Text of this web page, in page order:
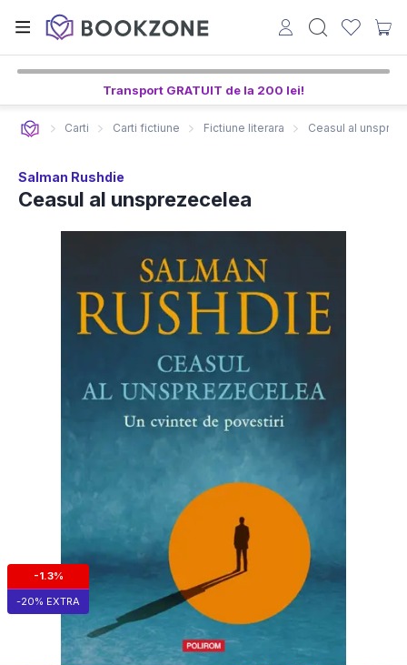
Transport GRATUIT de la 200 lei!
Carti Carti fictiune Fictiune literara Ceasul al
Salman Rushdie
Ceasul al unsprezecelea
-1.3%
-20% EXTRA